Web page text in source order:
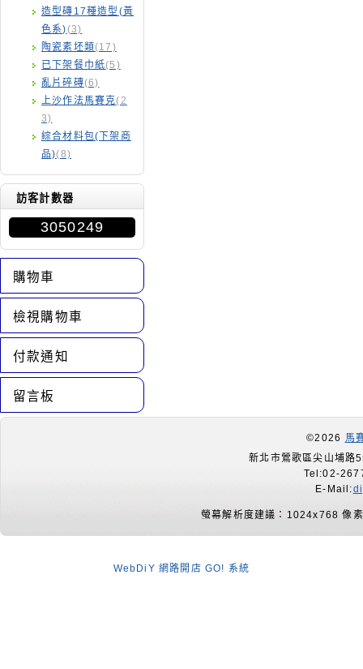
造型磚17種造型(黃
色系)(3)
陶瓷素坯類(17)
已下架餐巾紙(5)
亂片碎磚(6)
上沙作法馬賽克(2
3)
綜合材料包(下架商
品)(8)
訪客計數器
3050249
購物車
檢視購物車
付款通知
留言板
©2026 馬
新北市鶯歌區尖山埔路
Tel:02-
E-Mail:
螢幕解析度建議：1024x768 像
WebDiY 網路開店 GO! 系統